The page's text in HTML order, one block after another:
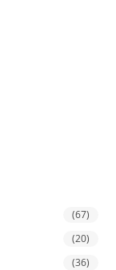
(67)
(20)
(36)